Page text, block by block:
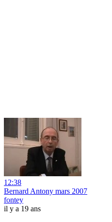
12:38
Bernard Antony mars 2007
fontey
il y a 19 ans